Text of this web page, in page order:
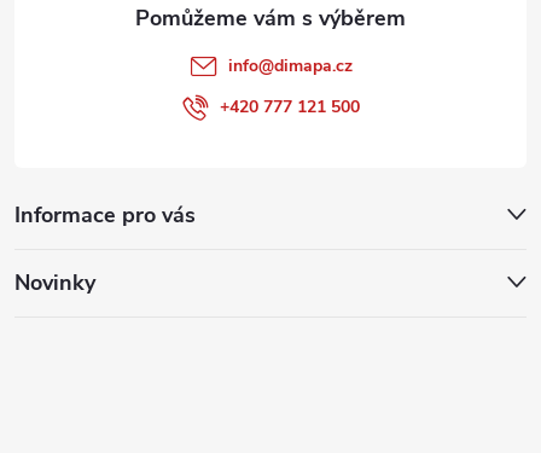
Informace pro vás
Novinky
info@dimapa.cz
+420 777 121 500